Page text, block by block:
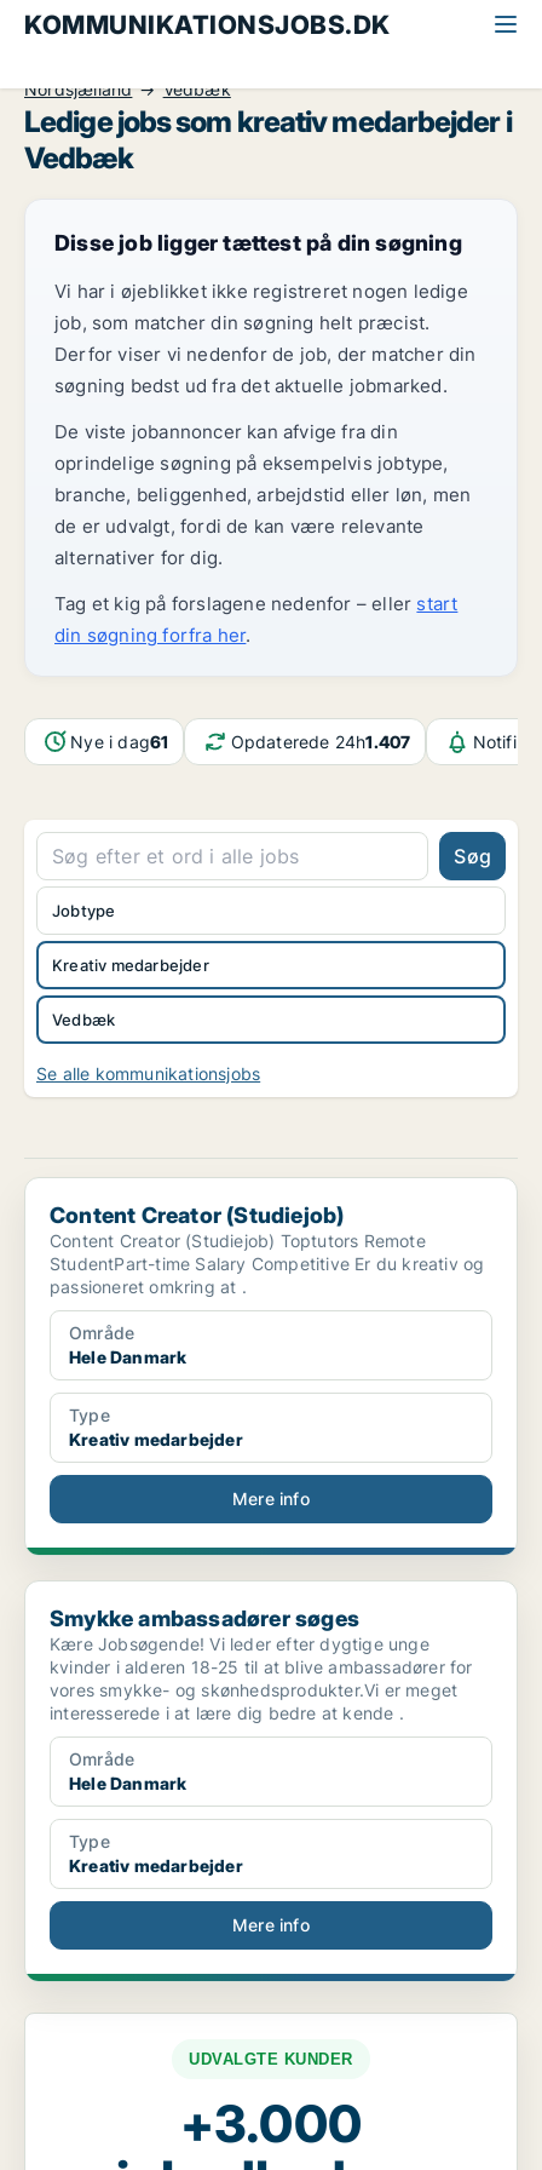
KOMMUNIKATIONSJOBS.DK
Nordsjælland
Vedbæk
Ledige jobs som kreativ medarbejder i
Vedbæk
Disse job ligger tættest på din søgning
Vi har i øjeblikket ikke registreret nogen ledige
job, som matcher din søgning helt præcist.
Derfor viser vi nedenfor de job, der matcher din
søgning bedst ud fra det aktuelle jobmarked.
De viste jobannoncer kan afvige fra din
oprindelige søgning på eksempelvis jobtype,
branche, beliggenhed, arbejdstid eller løn, men
de er udvalgt, fordi de kan være relevante
alternativer for dig.
Tag et kig på forslagene nedenfor – eller start
din søgning forfra her.
Nye i dag61 Opdaterede 24h1.407
Søg
Kreativ medarbejder
Vedbæk
Jobtype
Se alle kommunikationsjobs
Content Creator (Studiejob)
Content Creator (Studiejob)
Content Creator (Studiejob) Toptutors Remote
StudentPart-time Salary Competitive Er du kreativ og
passioneret omkring at .
Område
Hele Danmark
Type
Kreativ medarbejder
Mere info
Smykke ambassadører søges
Smykke ambassadører søges
Kære Jobsøgende! Vi leder efter dygtige unge
kvinder i alderen 18-25 til at blive ambassadører for
vores smykke- og skønhedsprodukter.Vi er meget
interesserede i at lære dig bedre at kende .
Område
Hele Danmark
Type
Kreativ medarbejder
Mere info
UDVALGTE KUNDER
+3.000